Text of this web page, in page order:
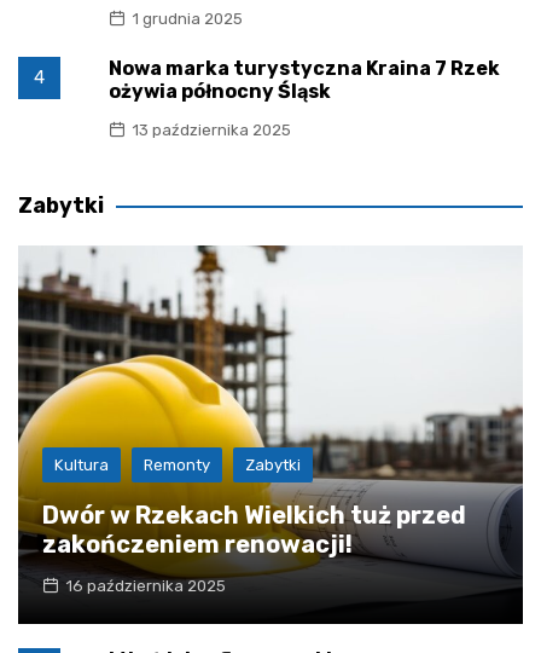
1 grudnia 2025
4
Nowa marka turystyczna Kraina 7 Rzek
ożywia północny Śląsk
13 października 2025
Zabytki
Kultura Remonty Zabytki
Dwór w Rzekach Wielkich tuż przed
zakończeniem renowacji!
16 października 2025